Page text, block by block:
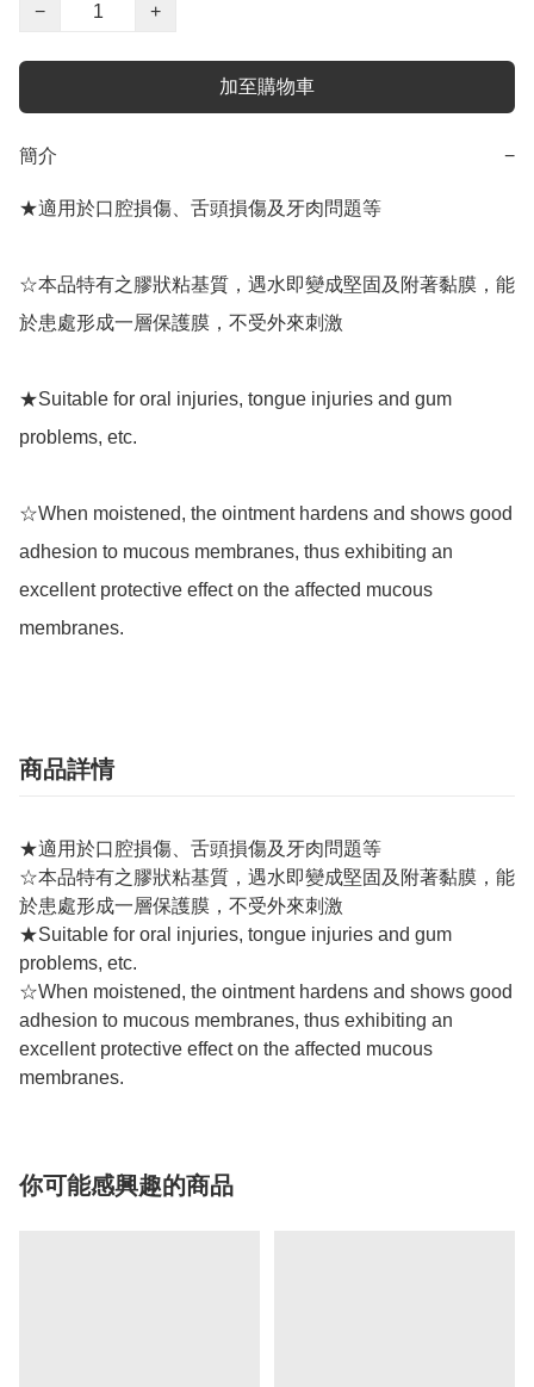
−
+
加至購物車
簡介 −
★適用於口腔損傷、舌頭損傷及牙肉問題等
☆本品特有之膠狀粘基質，遇水即變成堅固及附著黏膜，能
於患處形成一層保護膜，不受外來刺激
★Suitable for oral injuries, tongue injuries and gum
problems, etc.
☆When moistened, the ointment hardens and shows good
adhesion to mucous membranes, thus exhibiting an
excellent protective effect on the affected mucous
membranes.
商品詳情
★適用於口腔損傷、舌頭損傷及牙肉問題等
☆本品特有之膠狀粘基質，遇水即變成堅固及附著黏膜，能
於患處形成一層保護膜，不受外來刺激
★Suitable for oral injuries, tongue injuries and gum
problems, etc.
☆When moistened, the ointment hardens and shows good
adhesion to mucous membranes, thus exhibiting an
excellent protective effect on the affected mucous
membranes.
你可能感興趣的商品